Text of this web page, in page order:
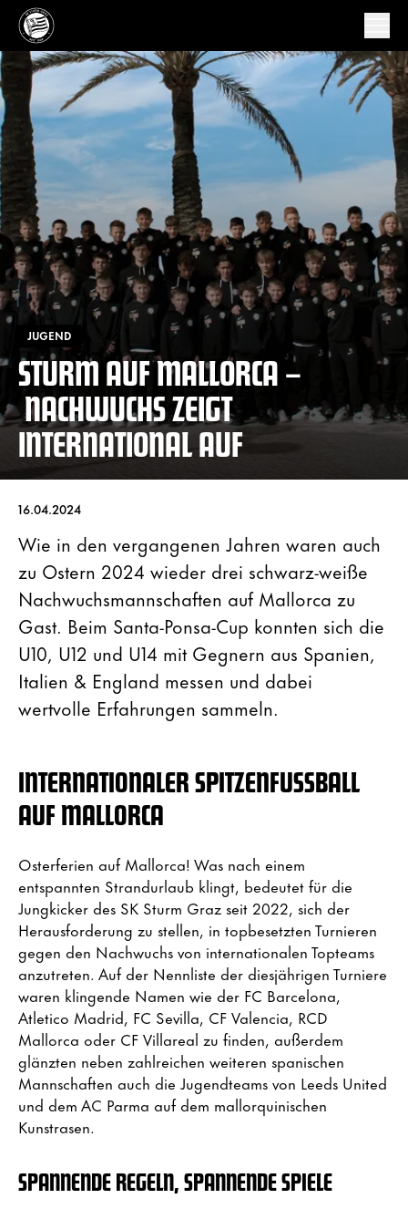
JUGEND
STURM AUF MALLORCA –
NACHWUCHS ZEIGT
INTERNATIONAL AUF
16.04.2024
Wie in den vergangenen Jahren waren auch
zu Ostern 2024 wieder drei schwarz-weiße
Nachwuchsmannschaften auf Mallorca zu
Gast. Beim Santa-Ponsa-Cup konnten sich die
U10, U12 und U14 mit Gegnern aus Spanien,
Italien & England messen und dabei
wertvolle Erfahrungen sammeln.
INTERNATIONALER SPITZENFUSSBALL A
UF MALLORCA
Osterferien auf Mallorca! Was nach einem
entspannten Strandurlaub klingt, bedeutet für die
Jungkicker des SK Sturm Graz seit 2022, sich der
Herausforderung zu stellen, in topbesetzten Turnieren
gegen den Nachwuchs von internationalen Topteams
anzutreten. Auf der Nennliste der diesjährigen Turniere
waren klingende Namen wie der FC Barcelona,
Atletico Madrid, FC Sevilla, CF Valencia, RCD
Mallorca oder CF Villareal zu finden, außerdem
glänzten neben zahlreichen weiteren spanischen
Mannschaften auch die Jugendteams von Leeds United
und dem AC Parma auf dem mallorquinischen
Kunstrasen.
SPANNENDE REGELN, SPANNENDE SPIELE